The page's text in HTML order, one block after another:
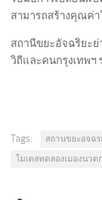
สามารถสร้างคุณค่
สถานีขยะอัจฉริยะ
วิถีและคนกรุงเทพฯ
Tags:
สถานขยะอจฉ
โมเดลทดลองเมองนวต